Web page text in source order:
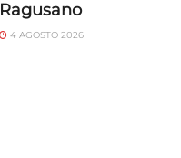
Ragusano
4 AGOSTO 2026